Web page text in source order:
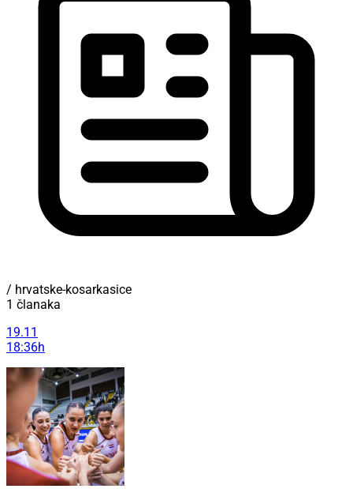
/ hrvatske-kosarkasice
1 članaka
19.11
18:36h